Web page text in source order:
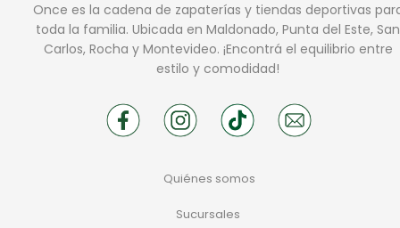
Once es la cadena de zapaterías y tiendas deportivas
toda la familia. Ubicada en Maldonado, Punta del Este, San
Carlos, Rocha y Montevideo. ¡Encontrá el equilibrio entre
estilo y comodidad!
Quiénes somos
Sucursales